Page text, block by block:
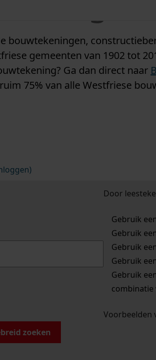
bouwtekeningen,
gemeenten van 1902 tot
Ga dan direct naar
75% van alle Westfriese
Door
Gebruik
Gebruik
Gebruik
Gebruik
Gebruik
combinatie
Voorbeelden
zoeken